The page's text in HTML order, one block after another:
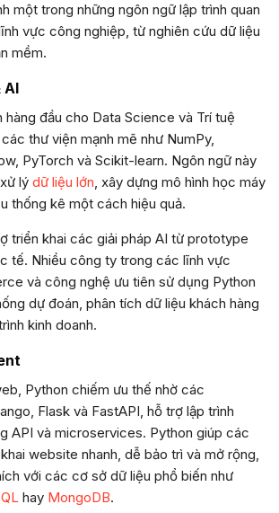
một trong những ngôn ngữ lập trình quan
vực công nghiệp, từ nghiên cứu dữ liệu
mềm.
AI
hàng đầu cho Data Science và Trí tuệ
thư viện mạnh mẽ như NumPy,
PyTorch và Scikit-learn. Ngôn ngữ này
lý dữ liệu lớn, xây dựng mô hình học máy
thống kê một cách hiệu quả.
triển khai các giải pháp AI từ prototype
tế. Nhiều công ty trong các lĩnh vực
và công nghệ ưu tiên sử dụng Python
dự đoán, phân tích dữ liệu khách hàng
kinh doanh.
Python chiếm ưu thế nhờ các
Flask và FastAPI, hỗ trợ lập trình
API và microservices. Python giúp các
website nhanh, dễ bảo trì và mở rộng,
với các cơ sở dữ liệu phổ biến như
hay MongoDB.